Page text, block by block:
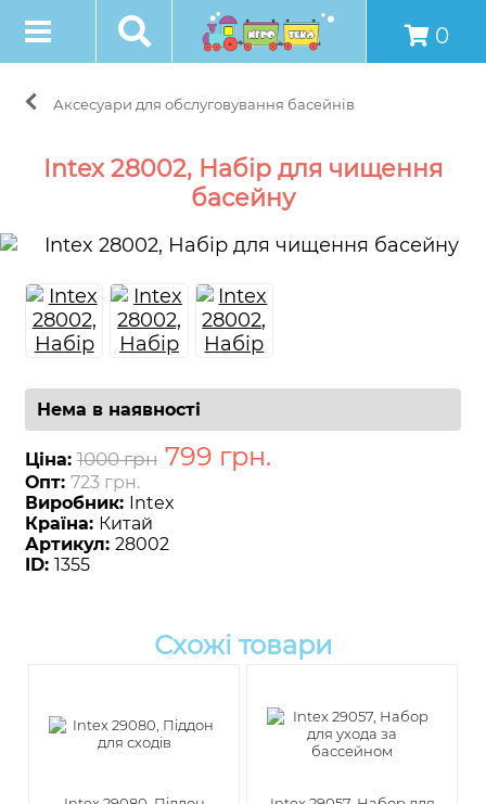
0
Аксесуари для обслуговування басейнів
Intex 28002, Набір для чищення
басейну
Нема в наявності
Ціна: 1000 грн 799 грн.
Опт: 723 грн.
Виробник: Intex
Країна: Китай
Артикул: 28002
ID: 1355
Схожі товари